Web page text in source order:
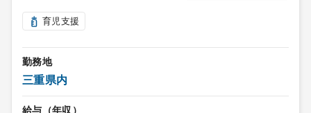
育児支援
勤務地
三重県内
給与（年収）